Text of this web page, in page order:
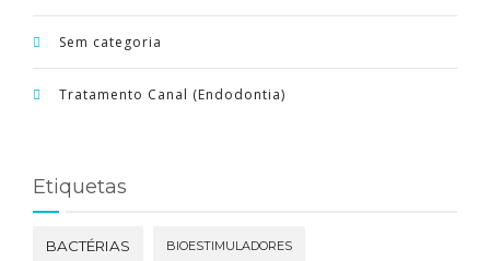
Sem categoria
Tratamento Canal (Endodontia)
Etiquetas
BACTÉRIAS BIOESTIMULADORES